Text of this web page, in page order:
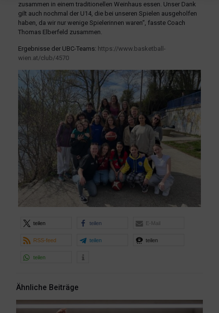
zusammen in einem traditionellen Weinhaus essen. Unser Dank
gilt auch nochmal der U14, die bei unseren Spielen ausgeholfen
haben, da wir nur wenige Spielerinnen waren“, fasste Coach
Thomas Elberfeld zusammen.
Ergebnisse der UBC-Teams: https://www.basketball-
wien.at/club/4570
teilen teilen E-Mail
RSS-feed teilen teilen
teilen
Ähnliche Beiträge